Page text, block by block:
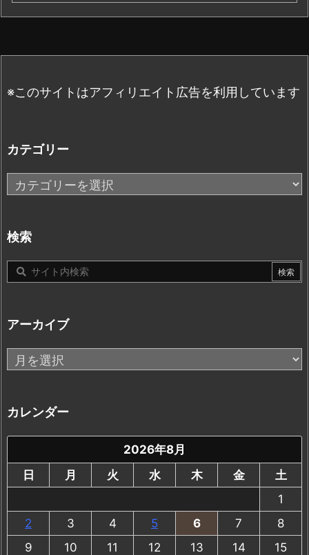
※このサイトはアフィリエイト広告を利用しています
カテゴリー
カ
テ
リ
ー
検索
アーカイブ
ア
ー
イ
ブ
カレンダー
2026年8月
日
月 火 水 木 金
土
1
2
3 4 5 6 7
8
9
10 11 12 13 14
15